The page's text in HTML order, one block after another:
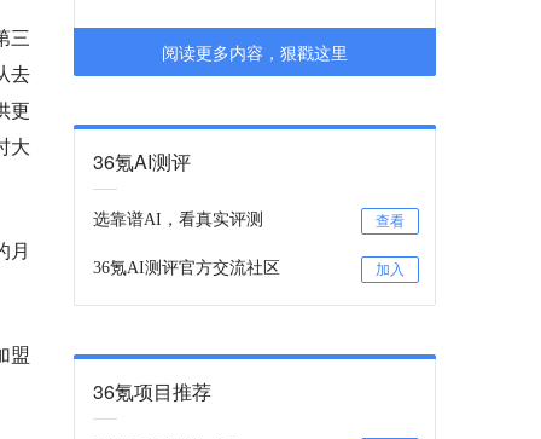
三
去
更
大
月
盟
阅读更多内容，狠戳这里
36氪AI测评
选靠谱AI，看真实评测 查看
36氪AI测评官方交流社区 加入
36氪项目推荐